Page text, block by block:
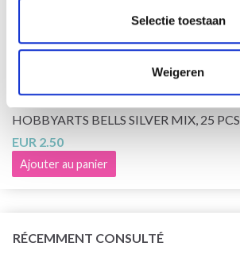
Selectie toestaan
Weigeren
HOBBYARTS BELLS SILVER MIX, 25 PCS
EUR 2.50
Ajouter au panier
RÉCEMMENT CONSULTÉ